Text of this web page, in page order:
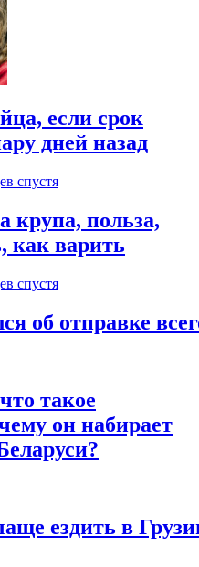
если срок
дней назад
спустя
крупа, польза,
как варить
спустя
об отправке
такое
он набирает
ездить в